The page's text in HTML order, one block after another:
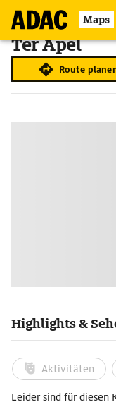
Maps
Ter Apel
Route
Highlights &
Aktivitäten
Leider sind für diesen